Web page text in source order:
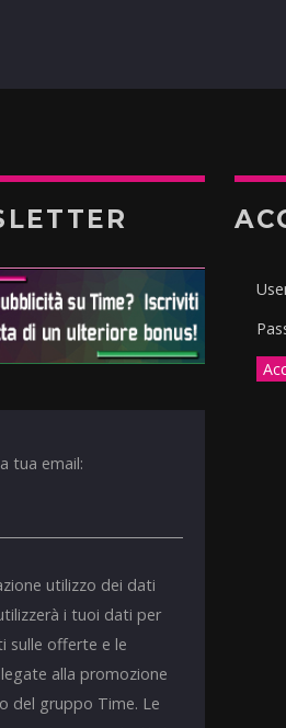
tua email:
utilizzo dei dati
i tuoi dati per
sulle offerte e le
alla promozione
del gruppo Time. Le